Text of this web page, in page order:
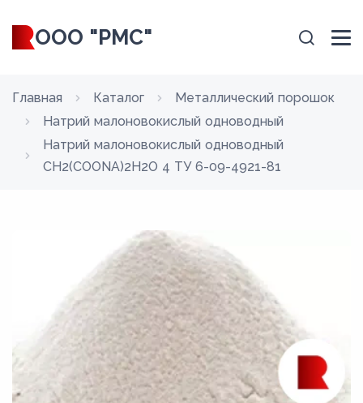
ООО "РМС"
Главная Каталог
Металлический порошок
Натрий малоновокислый одноводный
Натрий малоновокислый одноводный
CH2(COONA)2H2O 4 ТУ 6-09-4921-81